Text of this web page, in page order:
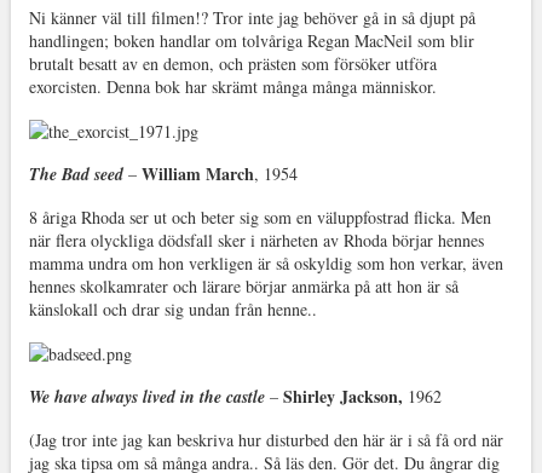
Ni känner väl till filmen!? Tror inte jag behöver gå in så djupt på
handlingen; boken handlar om tolvåriga Regan MacNeil som blir
brutalt besatt av en demon, och prästen som försöker utföra
exorcisten. Denna bok har skrämt många många människor.
The Bad seed – William March, 1954
8 åriga Rhoda ser ut och beter sig som en väluppfostrad flicka. Men
när flera olyckliga dödsfall sker i närheten av Rhoda börjar hennes
mamma undra om hon verkligen är så oskyldig som hon verkar, även
hennes skolkamrater och lärare börjar anmärka på att hon är så
känslokall och drar sig undan från henne..
We have always lived in the castle – Shirley Jackson, 1962
(Jag tror inte jag kan beskriva hur disturbed den här är i så få ord när
jag ska tipsa om så många andra.. Så läs den. Gör det. Du ångrar dig